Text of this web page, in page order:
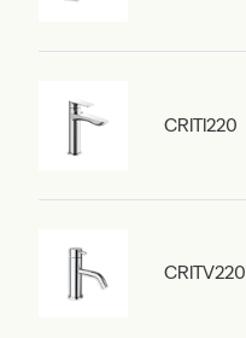
CRITI220
CRITV220